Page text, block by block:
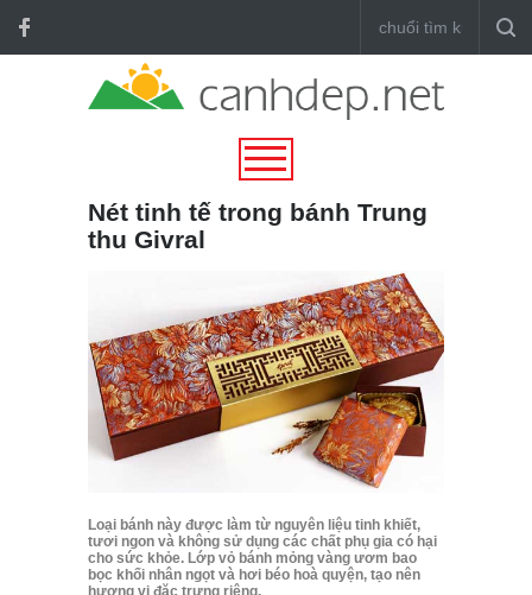
Nét tinh tế trong bánh Trung
thu Givral
Loại bánh này được làm từ nguyên liệu tinh khiết,
tươi ngon và không sử dụng các chất phụ gia có hại
cho sức khỏe. Lớp vỏ bánh mỏng vàng ươm bao
bọc khối nhân ngọt và hơi béo hoà quyện, tạo nên
hương vị đặc trưng riêng.